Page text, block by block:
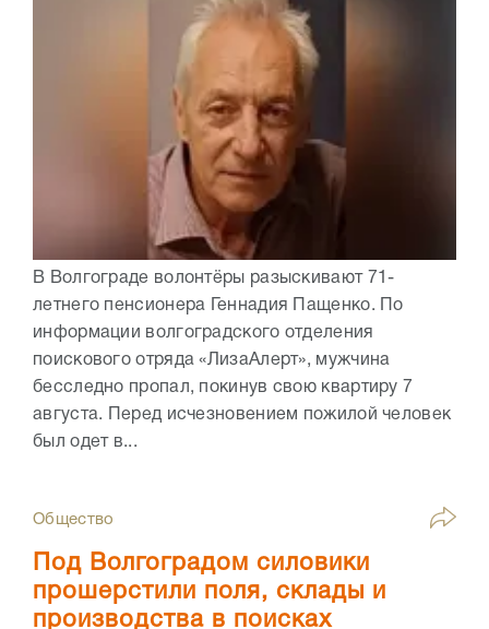
В Волгограде волонтёры разыскивают 71-
летнего пенсионера Геннадия Пащенко. По
информации волгоградского отделения
поискового отряда «ЛизаАлерт», мужчина
бесследно пропал, покинув свою квартиру 7
августа. Перед исчезновением пожилой человек
был одет в...
Общество
Под Волгоградом силовики
прошерстили поля, склады и
производства в поисках